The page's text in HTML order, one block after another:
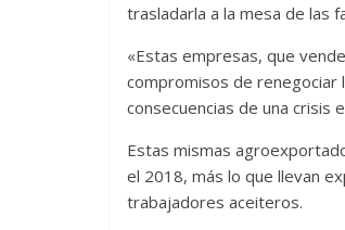
trasladarla a la mesa de las
«Estas empresas, que
compromisos de renegociar
consecuencias de una crisis
Estas mismas
el 2018, más lo que llevan
trabajadores aceiteros.